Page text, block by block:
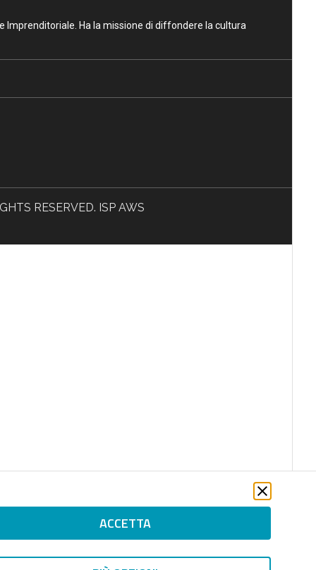
ACCETTA
Imprenditoriale. Ha la missione di diffondere la cultura
RESERVED. ISP AWS